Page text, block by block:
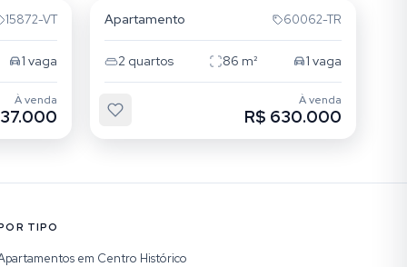
15872-VT
1 vaga
À venda
Apartamento 60062-TR
2 quartos 86 m² 1 vaga
À venda
R$ 630.000
TIPO
em Centro Histórico